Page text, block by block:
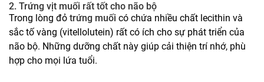
2. Trứng vịt muối rất tốt cho não bộ
Trong lòng đỏ trứng muối có chứa nhiều chất lecithin và
sắc tố vàng (vitellolutein) rất có ích cho sự phát triển của
não bộ. Những dưỡng chất này giúp cải thiện trí nhớ, phù
hợp cho mọi lứa tuổi.